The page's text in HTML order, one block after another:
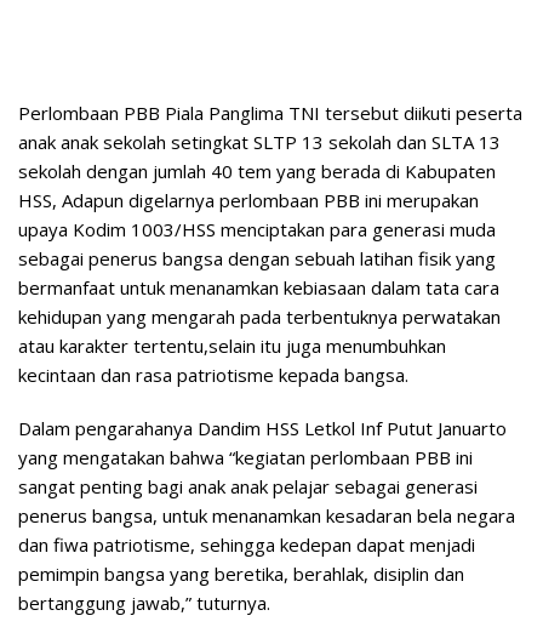
Perlombaan PBB Piala Panglima TNI tersebut diikuti peserta
anak anak sekolah setingkat SLTP 13 sekolah dan SLTA 13
sekolah dengan jumlah 40 tem yang berada di Kabupaten
HSS, Adapun digelarnya perlombaan PBB ini merupakan
upaya Kodim 1003/HSS menciptakan para generasi muda
sebagai penerus bangsa dengan sebuah latihan fisik yang
bermanfaat untuk menanamkan kebiasaan dalam tata cara
kehidupan yang mengarah pada terbentuknya perwatakan
atau karakter tertentu,selain itu juga menumbuhkan
kecintaan dan rasa patriotisme kepada bangsa.
Dalam pengarahanya Dandim HSS Letkol Inf Putut Januarto
yang mengatakan bahwa “kegiatan perlombaan PBB ini
sangat penting bagi anak anak pelajar sebagai generasi
penerus bangsa, untuk menanamkan kesadaran bela negara
dan fiwa patriotisme, sehingga kedepan dapat menjadi
pemimpin bangsa yang beretika, berahlak, disiplin dan
bertanggung jawab,” tuturnya.